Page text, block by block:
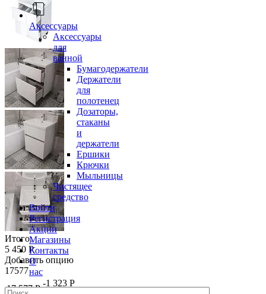
Аксессуары
Аксессуары
для
ванной
Бумагодержатели
Держатели
для
полотенец
Дозаторы,
стаканы
и
держатели
Ершики
Крючки
Мыльницы
Чистящее
средство
Войти
Регистрация
Акции
Магазины
Контакты
О
нас
Итого:
5 450 Р
Добавить опцию
17577
17 577 Р
-1 323 Р